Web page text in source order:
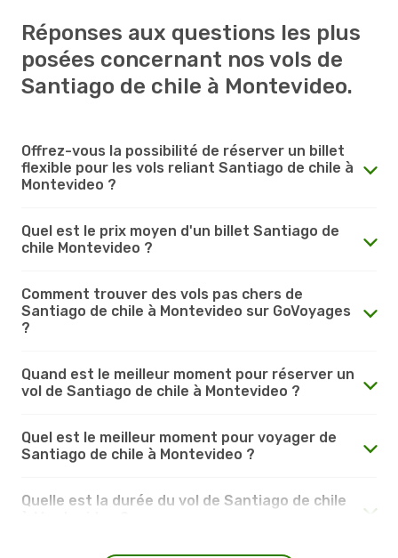
Réponses aux questions les plus
posées concernant nos vols de
Santiago de chile à Montevideo.
Offrez-vous la possibilité de réserver un billet
flexible pour les vols reliant Santiago de chile à
Montevideo ?
Quel est le prix moyen d'un billet Santiago de
chile Montevideo ?
Comment trouver des vols pas chers de
Santiago de chile à Montevideo sur GoVoyages
?
Quand est le meilleur moment pour réserver un
vol de Santiago de chile à Montevideo ?
Quel est le meilleur moment pour voyager de
Santiago de chile à Montevideo ?
Quelle est la durée du vol de Santiago de chile